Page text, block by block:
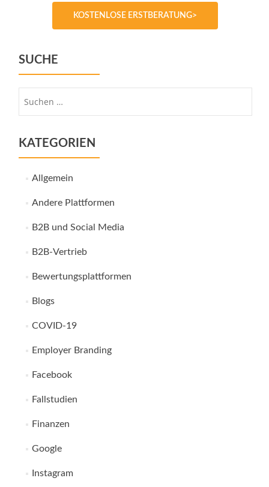
KOSTENLOSE ERSTBERATUNG>
SUCHE
KATEGORIEN
Allgemein
Andere Plattformen
B2B und Social Media
B2B-Vertrieb
Bewertungsplattformen
Blogs
COVID-19
Employer Branding
Facebook
Fallstudien
Finanzen
Google
Instagram